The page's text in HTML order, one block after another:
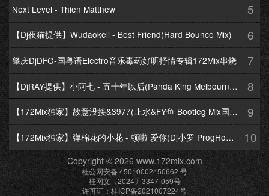
Next Level - Thien Matthew 5
【Dj夜猫提供】Wudaokeli - Best Friend(Hard Bounce Mix) 6
肇庆DjDFG-国粤语Electro音乐毒药好听抒情专辑172Mix串烧 7
【DjRAY提供】小阿七 - 五十年以后(Panda King Melbourne Mix国语女) 8
【172Mix独家】故意没接&3977(止水&FY鱼 Bootleg Mix国语男) 9
【172Mix独家】弹棉花的小花 - 顿啦 爱你(Dj小罗 ProgHouse Mix国语女)v2 10
Copyright © 2026 www.172mix.com
桂公网安备 45010002450662 号
桂网文〔2024〕3347-059号
许可证：桂ICP备2021007224号